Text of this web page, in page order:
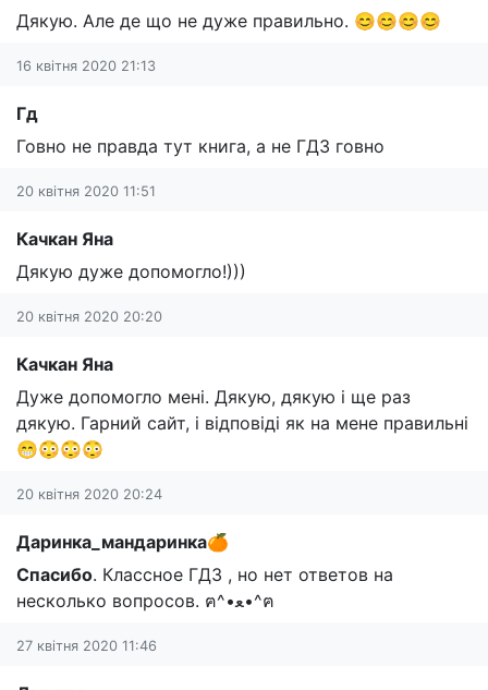
Дякую. Але де що не дуже правильно. 😊😊😊😊
16 квітня 2020 21:13
Гд
Говно не правда тут книга, а не ГДЗ говно
20 квітня 2020 11:51
Качкан Яна
Дякую дуже допомогло!)))
20 квітня 2020 20:20
Качкан Яна
Дуже допомогло мені. Дякую, дякую і ще раз
дякую. Гарний сайт, і відповіді як на мене правильні
😁😳😳😳
20 квітня 2020 20:24
Даринка_мандаринка🍊
Спасибо. Классное ГДЗ , но нет ответов на
несколько вопросов. ฅ^•ﻌ•^ฅ
27 квітня 2020 11:46